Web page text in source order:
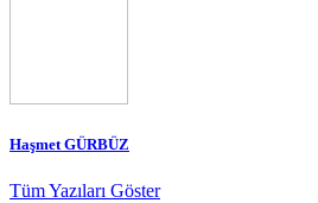
Haşmet GÜRBÜZ
Tüm Yazıları Göster